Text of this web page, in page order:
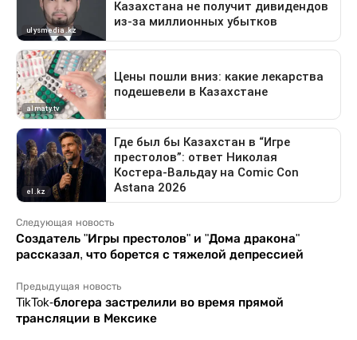
Следующая новость
Создатель "Игры престолов" и "Дома дракона"
рассказал, что борется с тяжелой депрессией
Предыдущая новость
TikTok-блогера застрелили во время прямой
трансляции в Мексике